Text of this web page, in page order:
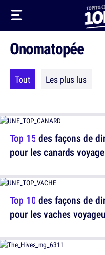
Onomatopée
Tout Les plus lus
Top 15 des façons de
pour les canards
Top 10 des façons de
pour les vaches